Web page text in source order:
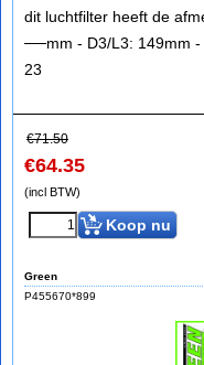
dit luchtfilter heeft de
──mm - D3/L3: 149mm
23
€71.50
€64.35
(incl BTW)
Koop nu
Green
P455670*899